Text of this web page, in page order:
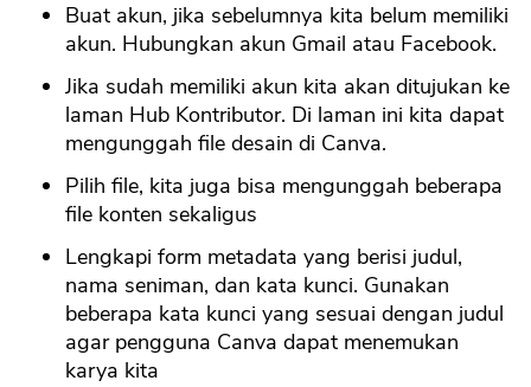
Buat akun, jika sebelumnya kita belum memiliki
akun. Hubungkan akun Gmail atau Facebook.
Jika sudah memiliki akun kita akan ditujukan ke
laman Hub Kontributor. Di laman ini kita dapat
mengunggah file desain di Canva.
Pilih file, kita juga bisa mengunggah beberapa
file konten sekaligus
Lengkapi form metadata yang berisi judul,
nama seniman, dan kata kunci. Gunakan
beberapa kata kunci yang sesuai dengan judul
agar pengguna Canva dapat menemukan
karya kita